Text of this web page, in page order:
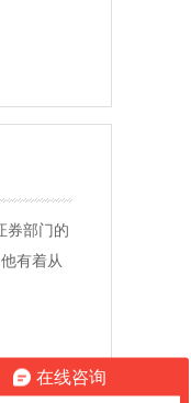
券部门的
有着从
在线咨询